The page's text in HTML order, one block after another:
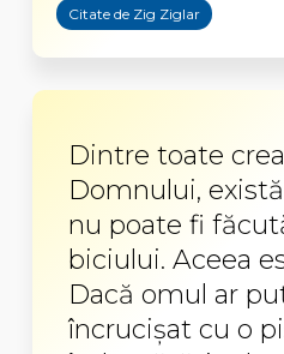
Citate de Zig Ziglar
Dintre toate
Domnului,
nu poate fi
biciului. Aceea
Dacă omul ar
încrucișat cu o